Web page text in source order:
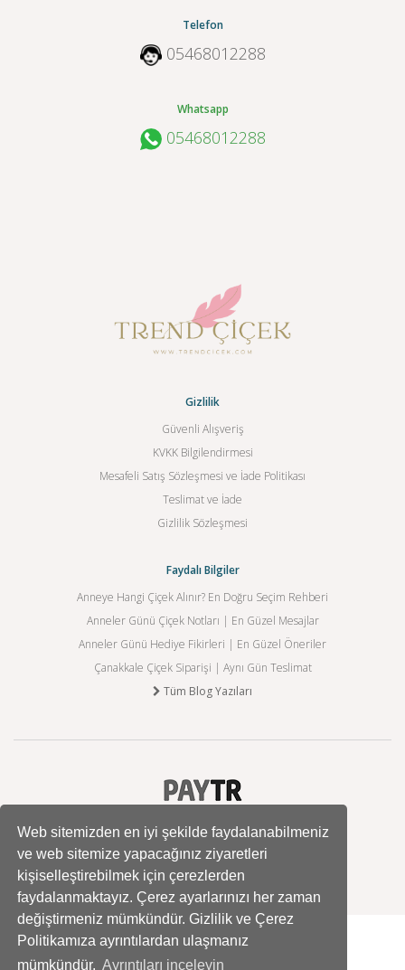
Web sitemizden en iyi şekilde faydalanabilmeniz
ve web sitemize yapacağınız ziyaretleri
kişiselleştirebilmek için çerezlerden
faydalanmaktayız. Çerez ayarlarınızı her zaman
değiştirmeniz mümkündür. Gizlilik ve Çerez
Politikamıza ayrıntılardan ulaşmanız
mümkündür. Ayrıntıları inceleyin
Telefon
05468012288
Whatsapp
05468012288
Gizlilik
Güvenli Alışveriş
KVKK Bilgilendirmesi
Mesafeli Satış Sözleşmesi ve İade Politikası
Teslimat ve İade
Gizlilik Sözleşmesi
Faydalı Bilgiler
Anneye Hangi Çiçek Alınır? En Doğru Seçim Rehberi
Anneler Günü Çiçek Notları | En Güzel Mesajlar
Anneler Günü Hediye Fikirleri | En Güzel Öneriler
Çanakkale Çiçek Siparişi | Aynı Gün Teslimat
Tüm Blog Yazıları